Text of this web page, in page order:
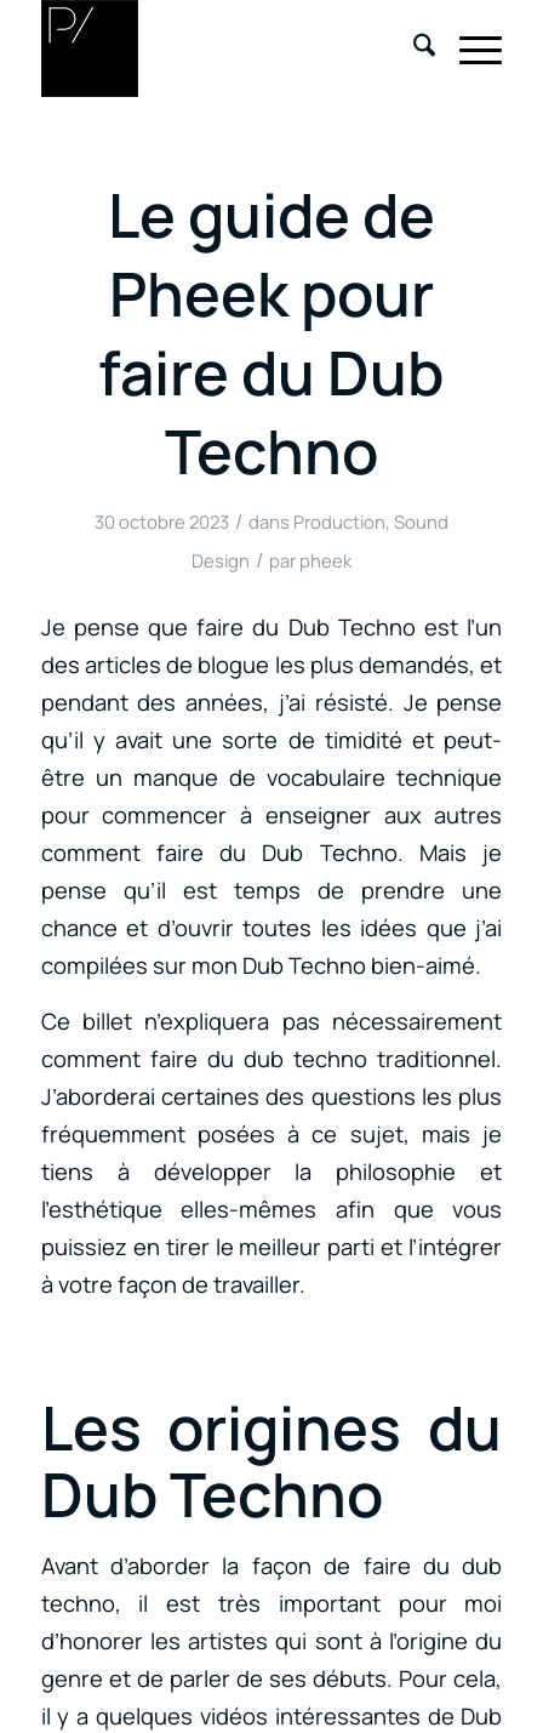
Le guide de
Pheek pour
faire du Dub
Techno
30 octobre 2023 / dans Production, Sound
Design / par pheek
Je pense que faire du Dub Techno est l’un
des articles de blogue les plus demandés, et
pendant des années, j’ai résisté. Je pense
qu’il y avait une sorte de timidité et peut-
être un manque de vocabulaire technique
pour commencer à enseigner aux autres
comment faire du Dub Techno. Mais je
pense qu’il est temps de prendre une
chance et d’ouvrir toutes les idées que j’ai
compilées sur mon Dub Techno bien-aimé.
Ce billet n’expliquera pas nécessairement
comment faire du dub techno traditionnel.
J’aborderai certaines des questions les plus
fréquemment posées à ce sujet, mais je
tiens à développer la philosophie et
l’esthétique elles-mêmes afin que vous
puissiez en tirer le meilleur parti et l’intégrer
à votre façon de travailler.
Les origines du
Dub Techno
Avant d’aborder la façon de faire du dub
techno, il est très important pour moi
d’honorer les artistes qui sont à l’origine du
genre et de parler de ses débuts. Pour cela,
il y a quelques vidéos intéressantes de Dub